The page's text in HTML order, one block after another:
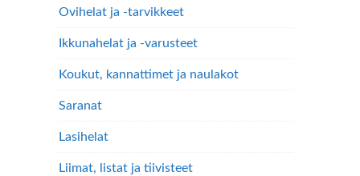
Ovihelat ja -tarvikkeet
Ikkunahelat ja -varusteet
Koukut, kannattimet ja naulakot
Saranat
Lasihelat
Liimat, listat ja tiivisteet